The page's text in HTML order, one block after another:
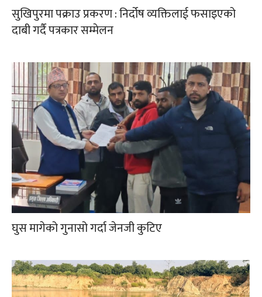
सुखिपुरमा पक्राउ प्रकरण : निर्दोष व्यक्तिलाई फसाइएको
दाबी गर्दै पत्रकार सम्मेलन
घुस मागेको गुनासो गर्दा जेनजी कुटिए